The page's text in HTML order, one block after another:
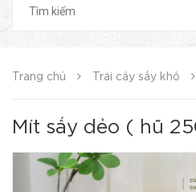
Trang chủ Trái cây sấy khô
Mít sấy dẻo ( hũ